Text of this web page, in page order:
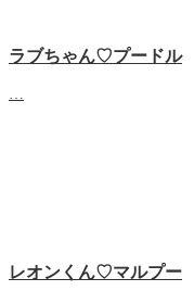
ラブちゃん♡プードル
レオンくん♡マルプー